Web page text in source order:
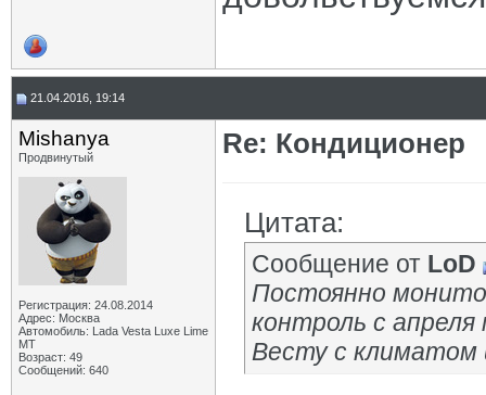
21.04.2016, 19:14
Mishanya
Продвинутый
Регистрация: 24.08.2014
Адрес: Москва
Автомобиль: Lada Vesta Luxe Lime
MT
Возраст: 49
Сообщений: 640
Re: Кондиционер
Цитата:
Сообщение от LoD
Постоянно
контроль с
Весту с климатом